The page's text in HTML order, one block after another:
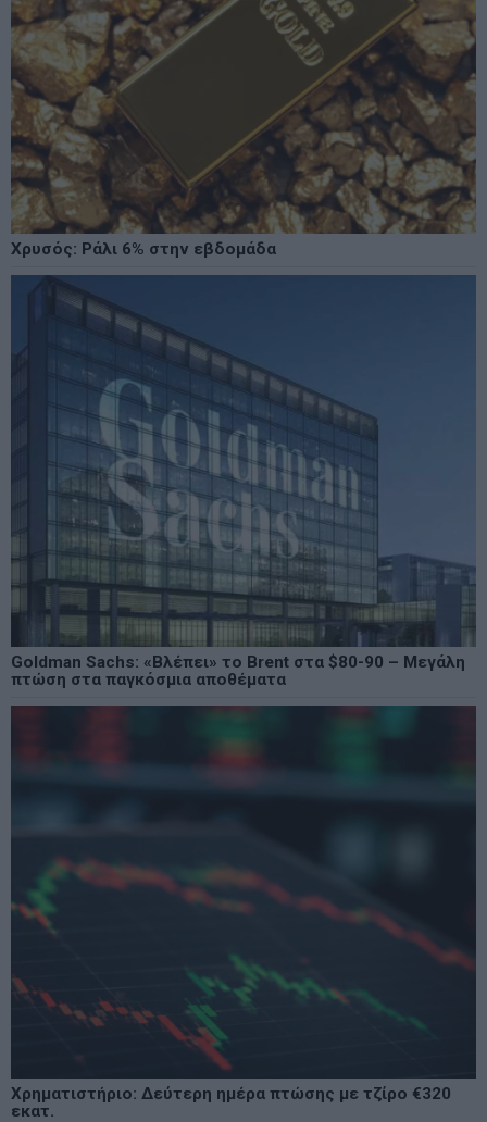
Χρυσός: Ράλι 6% στην εβδομάδα
Goldman Sachs: «Βλέπει» το Brent στα $80-90 – Μεγάλη
πτώση στα παγκόσμια αποθέματα
Χρηματιστήριο: Δεύτερη ημέρα πτώσης με τζίρο €320
εκατ.